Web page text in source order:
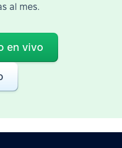
al mes.
en vivo